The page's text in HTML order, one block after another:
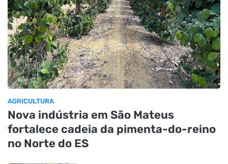
AGRICULTURA
Nova indústria em São Mateus
fortalece cadeia da pimenta-do-reino
no Norte do ES